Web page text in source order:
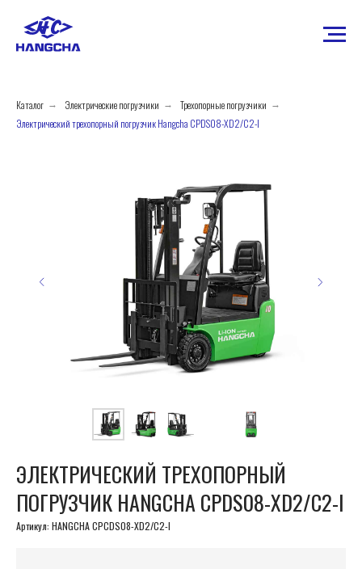
Каталог → Электрические погрузчики → Трехопорные погрузчики →
Электрический трехопорный погрузчик Hangcha CPDS08-XD2/C2-I
ЭЛЕКТРИЧЕСКИЙ ТРЕХОПОРНЫЙ
ПОГРУЗЧИК HANGCHA CPDS08-XD2/C2-I
Артикул: HANGCHA CPCDS08-XD2/C2-I